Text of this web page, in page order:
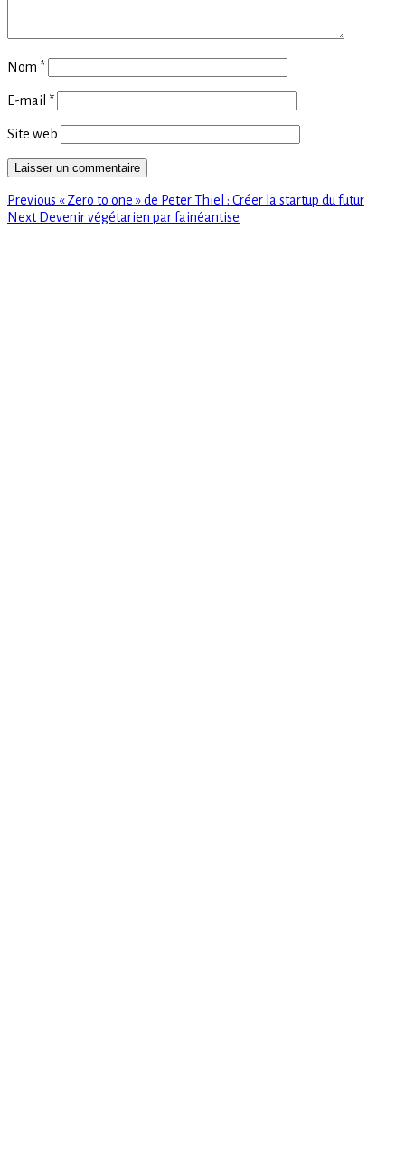
Nom *
E-mail *
Site web
Navigation
de
Previous Previous
post:
« Zero to one » de Peter Thiel : Créer la startup du futur
Next Next
Devenir végétarien par fainéantise